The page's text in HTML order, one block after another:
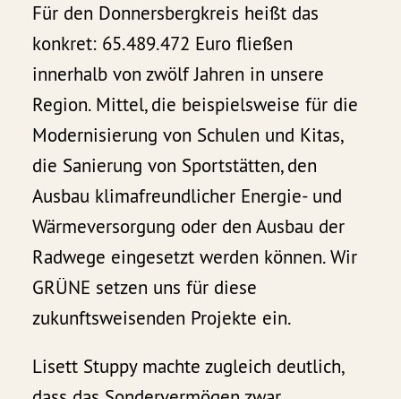
Für den Donnersbergkreis heißt das
konkret: 65.489.472 Euro fließen
innerhalb von zwölf Jahren in unsere
Region. Mittel, die beispielsweise für die
Modernisierung von Schulen und Kitas,
die Sanierung von Sportstätten, den
Ausbau klimafreundlicher Energie- und
Wärmeversorgung oder den Ausbau der
Radwege eingesetzt werden können. Wir
GRÜNE setzen uns für diese
zukunftsweisenden Projekte ein.
Lisett Stuppy machte zugleich deutlich,